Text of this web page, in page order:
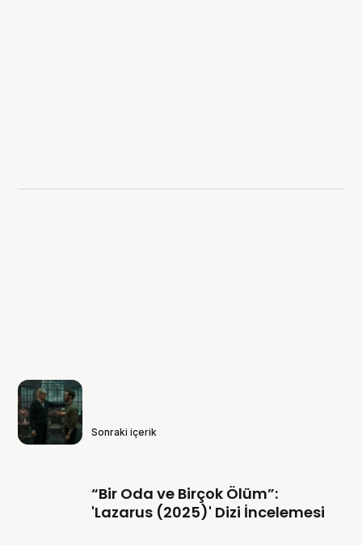
Sonraki içerik
“Bir Oda ve Birçok Ölüm”:
'Lazarus (2025)' Dizi İncelemesi